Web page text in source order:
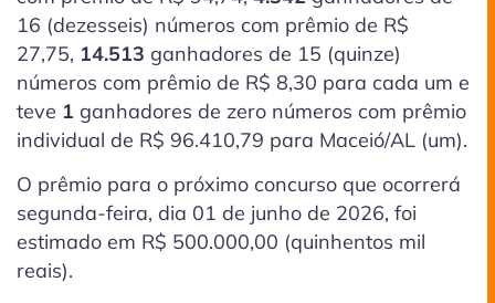
16 (dezesseis) números com prêmio de R$
27,75, 14.513 ganhadores de 15 (quinze)
números com prêmio de R$ 8,30 para cada um e
teve 1 ganhadores de zero números com prêmio
individual de R$ 96.410,79 para Maceió/AL (um).
O prêmio para o próximo concurso que ocorrerá
segunda-feira, dia 01 de junho de 2026, foi
estimado em R$ 500.000,00 (quinhentos mil
reais).